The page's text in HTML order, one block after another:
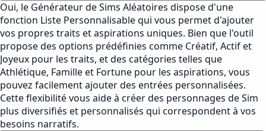
Oui, le Générateur de Sims Aléatoires dispose d'une
fonction Liste Personnalisable qui vous permet d'ajouter
vos propres traits et aspirations uniques. Bien que l'outil
propose des options prédéfinies comme Créatif, Actif et
Joyeux pour les traits, et des catégories telles que
Athlétique, Famille et Fortune pour les aspirations, vous
pouvez facilement ajouter des entrées personnalisées.
Cette flexibilité vous aide à créer des personnages de Sim
plus diversifiés et personnalisés qui correspondent à vos
besoins narratifs.